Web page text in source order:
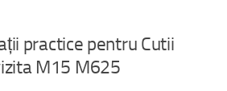
practice pentru Cutii
M15 M625